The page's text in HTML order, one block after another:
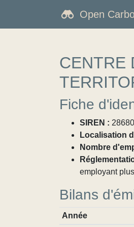
Open
CENTRE
Fiche
SIREN :
Localisation
Nombre
employant
Bilans
Année